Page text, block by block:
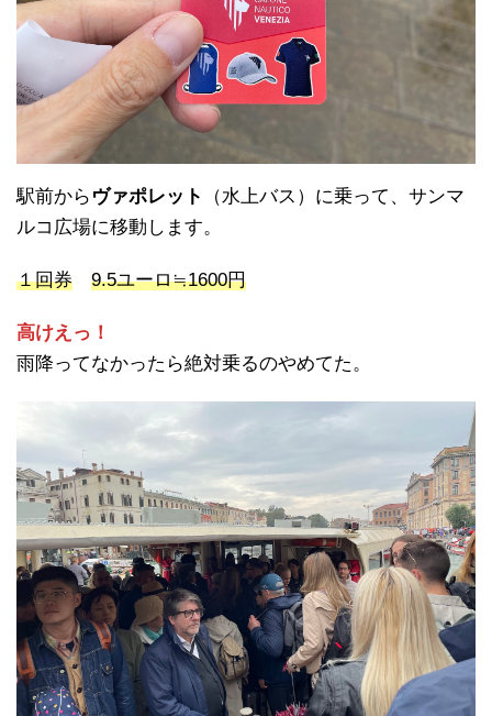
駅前から ヴァポレット
（水上バス）に乗って、サンマ
ルコ広場に移動します。
１回券 9.5ユーロ≒1600円
高けえっ！
雨降ってなかったら絶対乗るのやめてた。